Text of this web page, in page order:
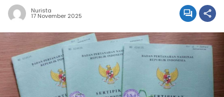
Nurista
17 November 2025